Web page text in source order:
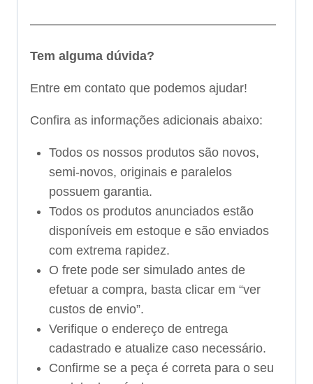
———————————————————–
Tem alguma dúvida?
Entre em contato que podemos ajudar!
Confira as informações adicionais abaixo:
Todos os nossos produtos são novos,
semi-novos, originais e paralelos
possuem garantia.
Todos os produtos anunciados estão
disponíveis em estoque e são enviados
com extrema rapidez.
O frete pode ser simulado antes de
efetuar a compra, basta clicar em “ver
custos de envio”.
Verifique o endereço de entrega
cadastrado e atualize caso necessário.
Confirme se a peça é correta para o seu